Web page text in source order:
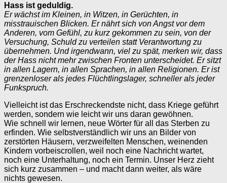
Hass ist geduldig.
Er wächst im Kleinen, in Witzen, in Gerüchten, in
misstrauischen Blicken. Er nährt sich von Angst vor dem
Anderen, vom Gefühl, zu kurz gekommen zu sein, von der
Versuchung, Schuld zu verteilen statt Verantwortung zu
übernehmen. Und irgendwann, viel zu spät, merken wir, dass
der Hass nicht mehr zwischen Fronten unterscheidet. Er sitzt
in allen Lagern, in allen Sprachen, in allen Religionen. Er ist
grenzenloser als jedes Flüchtlingslager, schneller als jeder
Funkspruch.
Vielleicht ist das Erschreckendste nicht, dass Kriege geführt
werden, sondern wie leicht wir uns daran gewöhnen.
Wie schnell wir lernen, neue Wörter für all das Sterben zu
erfinden. Wie selbstverständlich wir uns an Bilder von
zerstörten Häusern, verzweifelten Menschen, weinenden
Kindern vorbeiscrollen, weil noch eine Nachricht wartet,
noch eine Unterhaltung, noch ein Termin. Unser Herz zieht
sich kurz zusammen – und macht dann weiter, als wäre
nichts gewesen.